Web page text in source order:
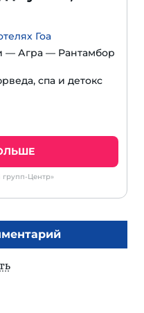
Гоа
— Агра — Рантамбор
спа и детокс
Центр»